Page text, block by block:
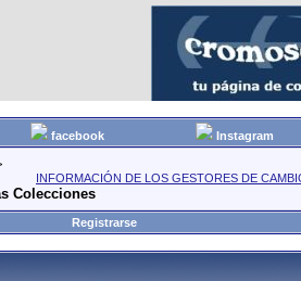
facebook Instagram
INFORMACIÓN DE LOS GESTORES DE
Colecciones
Registrarse